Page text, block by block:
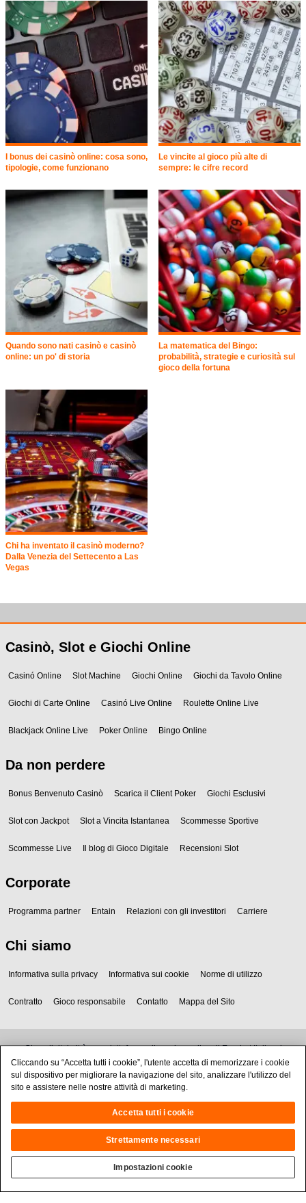
I bonus dei casinò online: cosa sono,
tipologie, come funzionano
Le vincite al gioco più alte di
sempre: le cifre record
Quando sono nati casinò e casinò
online: un po' di storia
La matematica del Bingo:
probabilità, strategie e curiosità sul
gioco della fortuna
Chi ha inventato il casinò moderno?
Dalla Venezia del Settecento a Las
Vegas
Casinò, Slot e Giochi Online
Casinó Online Slot Machine Giochi Online Giochi da Tavolo Online
Giochi di Carte Online Casinó Live Online Roulette Online Live
Blackjack Online Live Poker Online Bingo Online
Da non perdere
Bonus Benvenuto Casinò Scarica il Client Poker Giochi Esclusivi
Slot con Jackpot Slot a Vincita Istantanea Scommesse Sportive
Scommesse Live Il blog di Gioco Digitale Recensioni Slot
Corporate
Programma partner Entain Relazioni con gli investitori Carriere
Chi siamo
Informativa sulla privacy Informativa sui cookie Norme di utilizzo
Contratto Gioco responsabile Contatto Mappa del Sito
Giocodigitale.it è una piattaforma di gaming online di Eurobet Italia srl
unipersonale e opera sul territorio italiano con la Concessione GAD 16014 (ex
15028) e opera sul territorio italiano. ADM - Agenzia delle Dogane e dei
Monopoli - regola il comparto del gioco pubblico in Italia: per maggiori
informazioni consulta il sito https://adm.gov.it
Il gioco è riservato ai maggiorenni, comporta rischi e può essere dannoso se
Cliccando su “Accetta tutti i cookie”, l'utente accetta di memorizzare i cookie
sul dispositivo per migliorare la navigazione del sito, analizzare l'utilizzo del
sito e assistere nelle nostre attività di marketing.
Impostazioni cookie
Strettamente necessari
Accetta tutti i cookie